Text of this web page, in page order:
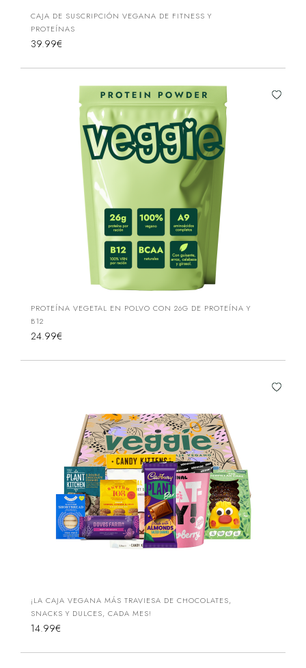
CAJA DE SUSCRIPCIÓN VEGANA DE FITNESS Y
PROTEÍNAS
39.99€
PROTEÍNA VEGETAL EN POLVO CON 26G DE PROTEÍNA Y
B12
24.99€
¡LA CAJA VEGANA MÁS TRAVIESA DE CHOCOLATES,
SNACKS Y DULCES, CADA MES!
14.99€